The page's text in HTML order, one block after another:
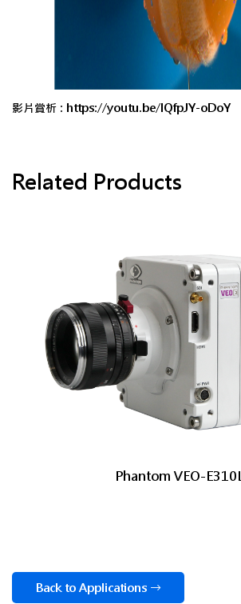
影片賞析 : https://youtu.be/IQfpJY-oDoY
Related Products
Phantom VEO-E310L
Back to Applications